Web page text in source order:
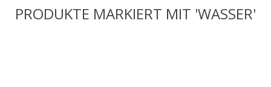
PRODUKTE MARKIERT MIT 'WASSER'